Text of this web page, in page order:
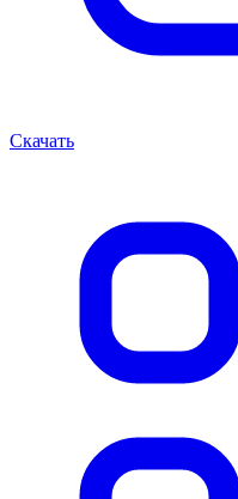
Скачать